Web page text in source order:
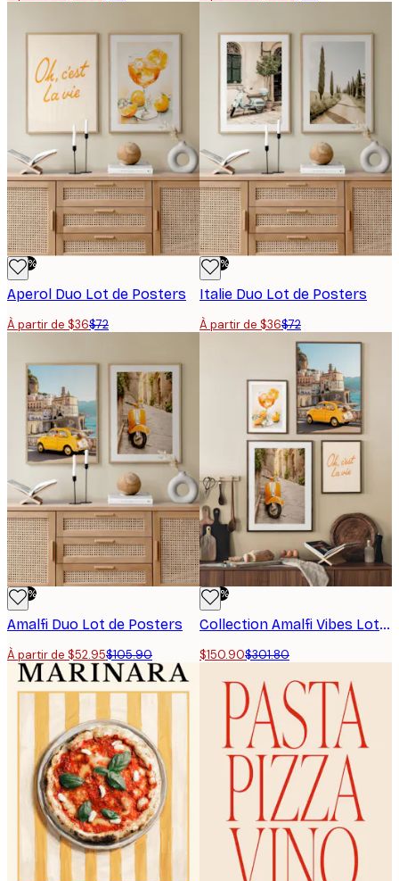
-50%
Aperol Duo Lot de Posters
À partir de $36$72
-50%
Italie Duo Lot de Posters
À partir de $36$72
-50%
Amalfi Duo Lot de Posters
À partir de $52.95$105.90
-50%
Collection Amalfi Vibes Lot de Posters
$150.90$301.80